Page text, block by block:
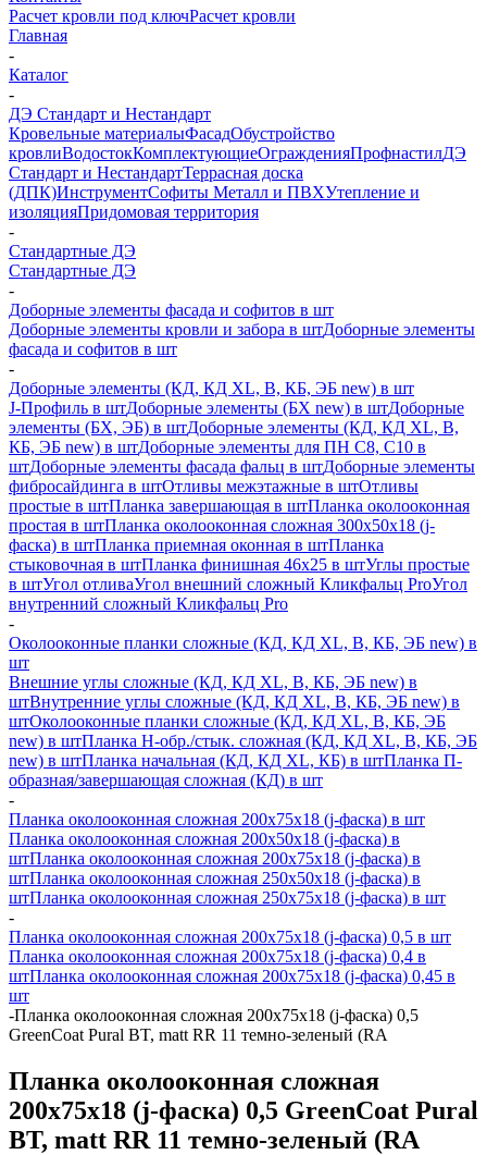
Расчет кровли под ключРасчет кровли
Главная
-
Каталог
-
ДЭ Стандарт и Нестандарт
Кровельные материалыФасадОбустройство
кровлиВодостокКомплектующиеОгражденияПрофнастилДЭ
Стандарт и НестандартТеррасная доска
(ДПК)ИнструментСофиты Металл и ПВХУтепление и
изоляцияПридомовая территория
-
Стандартные ДЭ
Стандартные ДЭ
-
Доборные элементы фасада и софитов в шт
Доборные элементы кровли и забора в штДоборные элементы
фасада и софитов в шт
-
Доборные элементы (КД, КД XL, В, КБ, ЭБ new) в шт
J-Профиль в штДоборные элементы (БХ new) в штДоборные
элементы (БХ, ЭБ) в штДоборные элементы (КД, КД XL, В,
КБ, ЭБ new) в штДоборные элементы для ПН С8, С10 в
штДоборные элементы фасада фальц в штДоборные элементы
фибросайдинга в штОтливы межэтажные в штОтливы
простые в штПланка завершающая в штПланка околооконная
простая в штПланка околооконная сложная 300х50х18 (j-
фаска) в штПланка приемная оконная в штПланка
стыковочная в штПланка финишная 46х25 в штУглы простые
в штУгол отливаУгол внешний сложный Кликфальц ProУгол
внутренний сложный Кликфальц Pro
-
Околооконные планки сложные (КД, КД XL, В, КБ, ЭБ new) в
шт
Внешние углы сложные (КД, КД XL, В, КБ, ЭБ new) в
штВнутренние углы сложные (КД, КД XL, В, КБ, ЭБ new) в
штОколооконные планки сложные (КД, КД XL, В, КБ, ЭБ
new) в штПланка H-обр./стык. сложная (КД, КД XL, В, КБ, ЭБ
new) в штПланка начальная (КД, КД XL, КБ) в штПланка П-
образная/завершающая сложная (КД) в шт
-
Планка околооконная сложная 200х75х18 (j-фаска) в шт
Планка околооконная сложная 200х50х18 (j-фаска) в
штПланка околооконная сложная 200х75х18 (j-фаска) в
штПланка околооконная сложная 250х50х18 (j-фаска) в
штПланка околооконная сложная 250х75х18 (j-фаска) в шт
-
Планка околооконная сложная 200х75х18 (j-фаска) 0,5 в шт
Планка околооконная сложная 200х75х18 (j-фаска) 0,4 в
штПланка околооконная сложная 200х75х18 (j-фаска) 0,45 в
шт
-Планка околооконная сложная 200х75х18 (j-фаска) 0,5
GreenCoat Pural BT, matt RR 11 темно-зеленый (RA
Планка околооконная сложная
200х75х18 (j-фаска) 0,5 GreenCoat Pural
BT, matt RR 11 темно-зеленый (RA